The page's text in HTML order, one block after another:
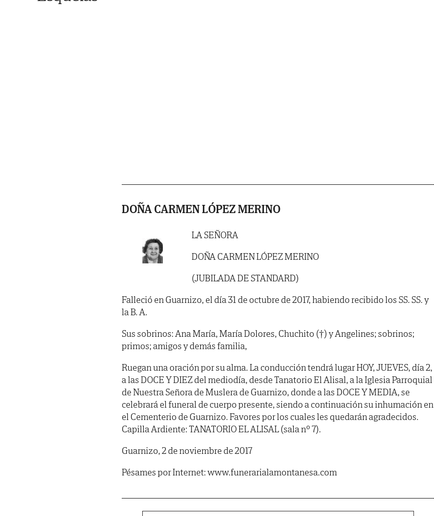
DOÑA CARMEN LÓPEZ MERINO
LA SEÑORA
DOÑA CARMEN LÓPEZ MERINO
(JUBILADA DE STANDARD)
Falleció en Guarnizo, el día 31 de octubre de 2017, habiendo recibido los SS. SS. y
la B. A.
Sus sobrinos: Ana María, María Dolores, Chuchito (†) y Angelines; sobrinos;
primos; amigos y demás familia,
Ruegan una oración por su alma. La conducción tendrá lugar HOY, JUEVES, día 2,
a las DOCE Y DIEZ del mediodía, desde Tanatorio El Alisal, a la Iglesia Parroquial
de Nuestra Señora de Muslera de Guarnizo, donde a las DOCE Y MEDIA, se
celebrará el funeral de cuerpo presente, siendo a continuación su inhumación en
el Cementerio de Guarnizo. Favores por los cuales les quedarán agradecidos.
Capilla Ardiente: TANATORIO EL ALISAL (sala nº 7).
Guarnizo, 2 de noviembre de 2017
Pésames por Internet: www.funerarialamontanesa.com